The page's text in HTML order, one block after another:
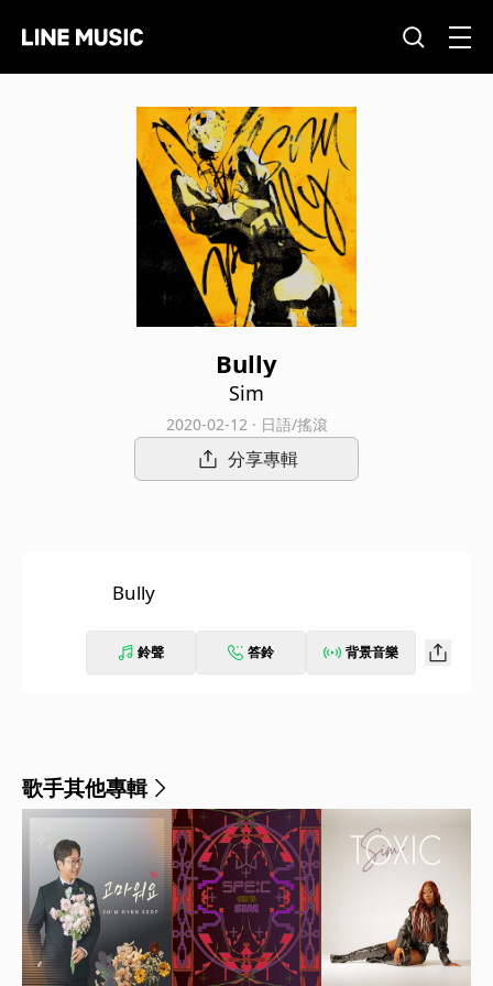
Bully
Sim
2020-02-12 · 日語/搖滾
分享專輯
Bully
鈴聲 答鈴 背景音樂
歌手其他專輯